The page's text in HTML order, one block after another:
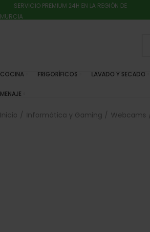
SERVICIO PREMIUM 24H EN LA REGIÓN DE
MURCIA
COCINA FRIGORÍFICOS LAVADO Y SECADO
MENAJE
Inicio Informática y Gaming Webcams